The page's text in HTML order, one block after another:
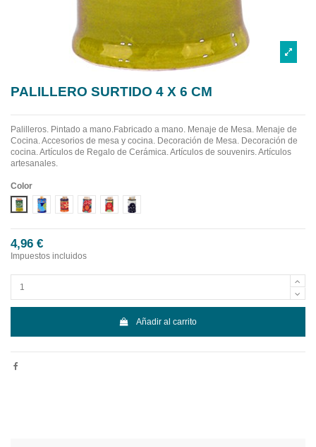
PALILLERO SURTIDO 4 X 6 CM
Palilleros. Pintado a mano.Fabricado a mano. Menaje de Mesa. Menaje de
Cocina. Accesorios de mesa y cocina. Decoración de Mesa. Decoración de
cocina. Artículos de Regalo de Cerámica. Artículos de souvenirs. Artículos
artesanales.
Color
Diseño 1Diseño 2Diseño 3Diseño 4Diseño 5Diseño 6
4,96 €
Impuestos incluidos
Añadir al carrito